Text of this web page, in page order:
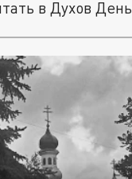
в Духов День